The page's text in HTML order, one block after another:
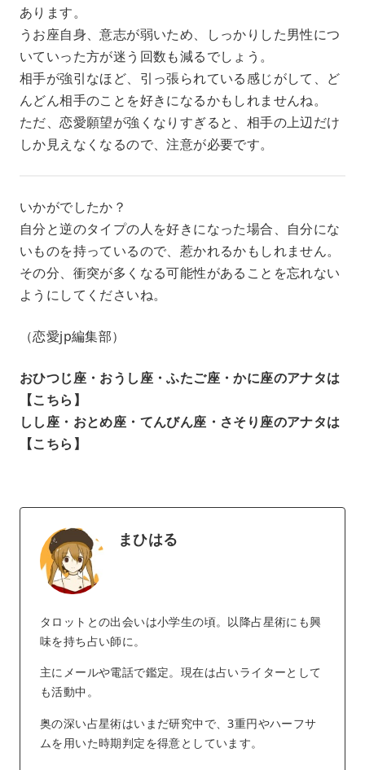
あります。
うお座自身、意志が弱いため、しっかりした男性につ
いていった方が迷う回数も減るでしょう。
相手が強引なほど、引っ張られている感じがして、ど
んどん相手のことを好きになるかもしれませんね。
ただ、恋愛願望が強くなりすぎると、相手の上辺だけ
しか見えなくなるので、注意が必要です。
いかがでしたか？
自分と逆のタイプの人を好きになった場合、自分にな
いものを持っているので、惹かれるかもしれません。
その分、衝突が多くなる可能性があることを忘れない
ようにしてくださいね。
（恋愛jp編集部）
おひつじ座・おうし座・ふたご座・かに座のアナタは
【こちら】
しし座・おとめ座・てんびん座・さそり座のアナタは
【こちら】
まひはる
タロットとの出会いは小学生の頃。以降占星術にも興
味を持ち占い師に。
主にメールや電話で鑑定。現在は占いライターとして
も活動中。
奥の深い占星術はいまだ研究中で、3重円やハーフサ
ムを用いた時期判定を得意としています。